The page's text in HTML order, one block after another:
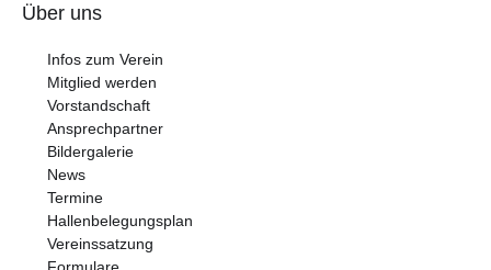
Über uns
Infos zum Verein
Mitglied werden
Vorstandschaft
Ansprechpartner
Bildergalerie
News
Termine
Hallenbelegungsplan
Vereinssatzung